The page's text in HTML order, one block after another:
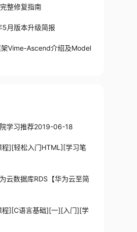
整修复指南
月版本升级简报
Vime-Ascend介绍及Model
学习推荐2019-06-18
程][轻松入门HTML][学习笔
云数据库RDS【华为云至简
程][C语言基础][一][入门][学